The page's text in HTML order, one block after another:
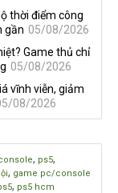
thời điểm công
gần 05/08/2026
Game thủ chỉ
05/08/2026
vĩnh viễn, giảm
08/2026
, ps5,
, game pc/console
, ps5 hcm